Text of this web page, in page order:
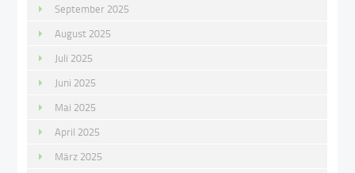
September 2025
August 2025
Juli 2025
Juni 2025
Mai 2025
April 2025
März 2025